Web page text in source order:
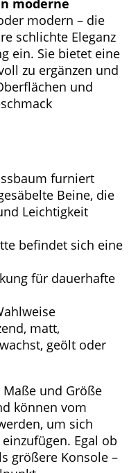
moderne
modern – die
schlichte Eleganz
ein. Sie bietet eine
zu ergänzen und
und
furniert
Beine, die
Leichtigkeit
befindet sich eine
für dauerhafte
matt,
geölt oder
Maße und Größe
können vom
um sich
Egal ob
größere Konsole –